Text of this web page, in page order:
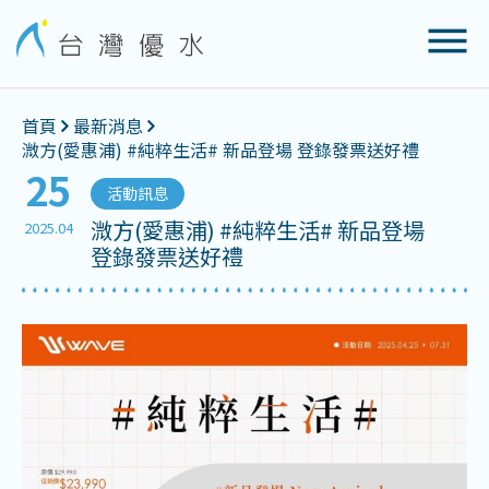
首頁
最新消息
溦方(愛惠浦) #純粹生活# 新品登場 登錄發票送好禮
25
2025.04
活動訊息
溦方(愛惠浦) #純粹生活# 新品登場
登錄發票送好禮